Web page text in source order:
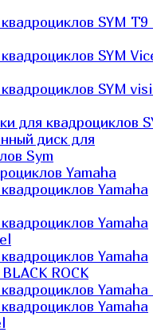
SYM T9
SYM
SYM
для квадроциклов
диск для
Sym
Yamaha
Yamaha
Yamaha
Yamaha
ROCK
Yamaha
Yamaha